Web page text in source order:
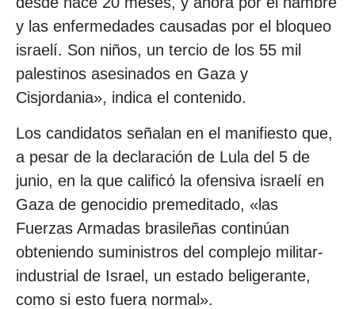
y las enfermedades causadas por el bloqueo
israelí. Son niños, un tercio de los 55 mil
palestinos asesinados en Gaza y
Cisjordania», indica el contenido.
Los candidatos señalan en el manifiesto que,
a pesar de la declaración de Lula del 5 de
junio, en la que calificó la ofensiva israelí en
Gaza de genocidio premeditado, «las
Fuerzas Armadas brasileñas continúan
obteniendo suministros del complejo militar-
industrial de Israel, un estado beligerante,
como si esto fuera normal».